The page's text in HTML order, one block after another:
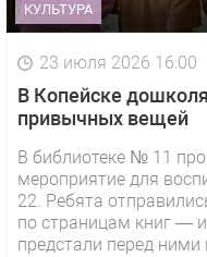
КУЛЬТУРА
23 июля 2026 16:00
В Копейске
привычных вещей
В библиотеке № 11
мероприятие для
22. Ребята
по страницам книг —
предстали перед ними